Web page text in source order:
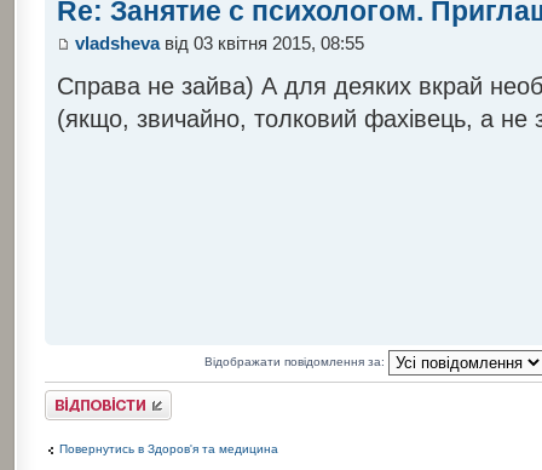
Re: Занятие с психологом.
vladshevaвід 03 квітня 2015, 08:55
Справа не зайва) А для деяких вкрай
(якщо, звичайно, толковий фахівець, а не
Відображати повідомлення за:
Відповісти
Повернутись в Здоров'я та медицина